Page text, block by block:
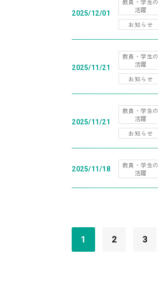
2025/12/01
教員・学生の
活躍
お知らせ
2025/11/21
教員・学生の
活躍
お知らせ
2025/11/21
教員・学生の
活躍
お知らせ
2025/11/18
教員・学生の
活躍
1 2 3